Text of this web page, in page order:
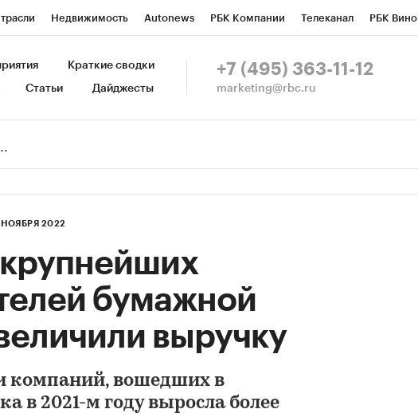
Недвижимость Autonews РБК Компании Телеканал РБК Вино
Спецпроекты СПб Конференции СПб Спецпроекты
Краткие сводки
Статьи Дайджесты
+7 (495) 363-11-12
marketing@rbc.ru
НОЯБРЯ 2022
бумажной
выручку
компаний, вошедших в
в 2021-м году выросла более